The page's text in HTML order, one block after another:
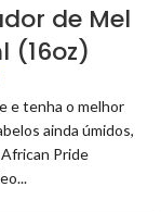
de Mel
(16oz)
e tenha o melhor
ainda úmidos,
Pride